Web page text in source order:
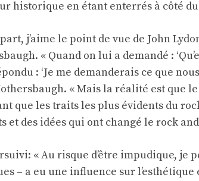
historique en étant enterrés à côté
part, j’aime le point de vue de John
« Quand on lui a demandé :
: ‘Je me demanderais ce que
« Mais la réalité est que
que les traits les plus évidents du
et des idées qui ont changé le rock
« Au risque d’être impudique, je
– a eu une influence sur